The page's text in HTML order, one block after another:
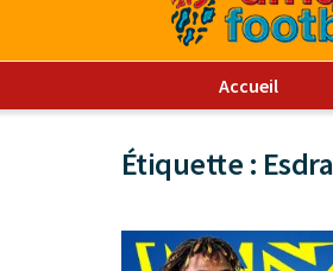
Accueil
Étiquette :